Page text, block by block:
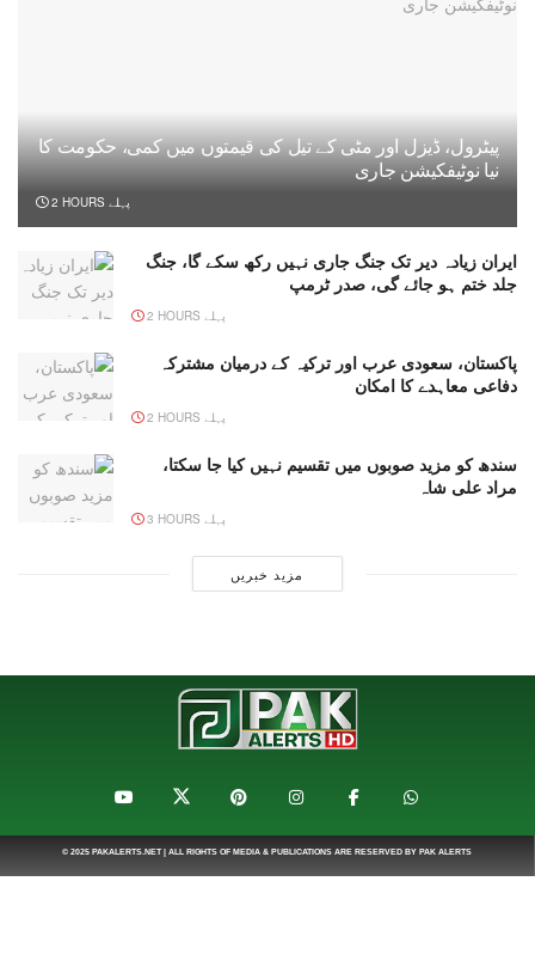
پیٹرول، ڈیزل اور مٹی کے تیل کی قیمتوں میں کمی، حکومت کا
نیا نوٹیفکیشن جاری
2 HOURS پہلے
ایران زیادہ دیر تک جنگ جاری نہیں رکھ سکے گا، جنگ
جلد ختم ہو جائے گی، صدر ٹرمپ
2 HOURS پہلے
پاکستان، سعودی عرب اور ترکیہ کے درمیان مشترکہ
دفاعی معاہدے کا امکان
2 HOURS پہلے
سندھ کو مزید صوبوں میں تقسیم نہیں کیا جا سکتا،
مراد علی شاہ
3 HOURS پہلے
مزید خبریں
© 2025 PAKALERTS.NET| ALL RIGHTS OF MEDIA & PUBLICATIONS ARE RESERVED BY PAK ALERTS